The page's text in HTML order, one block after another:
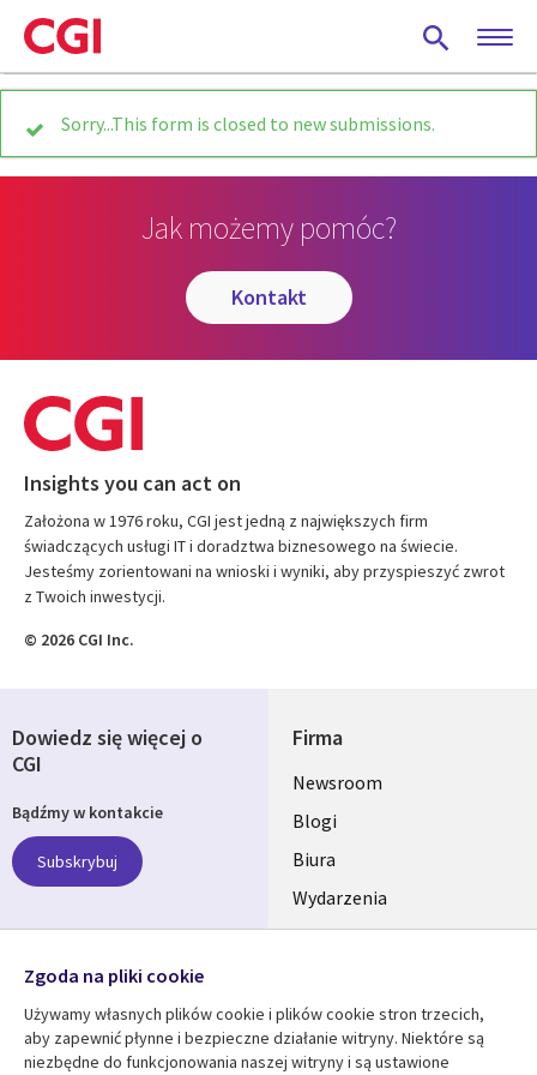
Skip
to
main
Status
message
Sorry...This form is closed to new submissions.
Jak możemy pomóc?
kontakt
Insights you can act on
Założona w 1976 roku, CGI jest jedną z największych firm
świadczących usługi IT i doradztwa biznesowego na świecie.
Jesteśmy zorientowani na wnioski i wyniki, aby przyspieszyć zwrot
z Twoich inwestycji.
© 2026 CGI Inc.
Firma
Useful
links
SECTIONS
POLSKA
Newsroom
Blogi
Biura
Wydarzenia
Dowiedz się więcej o
CGI
Bądźmy w kontakcie
Subskrybuj
Social
Media
SECTIONS
Zgoda na pliki cookie
Używamy własnych plików cookie i plików cookie stron trzecich,
aby zapewnić płynne i bezpieczne działanie witryny. Niektóre są
niezbędne do funkcjonowania naszej witryny i są ustawione